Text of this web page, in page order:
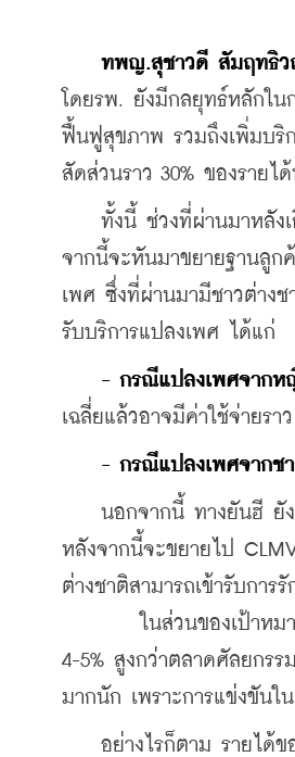
ทพญ.สุชาวดี สัมฤทธิว
โดยรพ. ยังมีกลยุทธ์หลักใน
ฟื้นฟูสุขภาพ รวมถึงเพิ่มบริ
สัดส่วนราว 30% ของรายไ
ทั้งนี้ ช่วงที่ผ่านมาหลังเกิ
จากนี้จะหันมาขยายฐานลูก
เพศ ซึ่งที่ผ่านมามีชาวต่าง
รับบริการแปลงเพศ ได้แก่
- กรณีแปลงเพศจากห
เฉลี่ยแล้วอาจมีค่าใช้จ่ายร
- กรณีแปลงเพศจากช
นอกจากนี้ ทางยันฮี ยังไ
หลังจากนี้จะขยายไป
ต่างชาติสามารถเข้ารับการ
4-5% สูงกว่าตลาดศัลยกรร
มากนัก เพราะการแข่งขันใ
อย่างไรก็ตาม รายได้ขอ